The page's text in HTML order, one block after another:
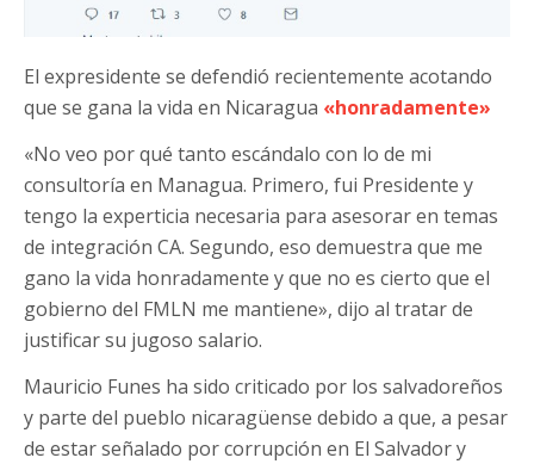
El expresidente se defendió recientemente acotando
que se gana la vida en Nicaragua «honradamente»
«No veo por qué tanto escándalo con lo de mi
consultoría en Managua. Primero, fui Presidente y
tengo la experticia necesaria para asesorar en temas
de integración CA. Segundo, eso demuestra que me
gano la vida honradamente y que no es cierto que el
gobierno del FMLN me mantiene», dijo al tratar de
justificar su jugoso salario.
Mauricio Funes ha sido criticado por los salvadoreños
y parte del pueblo nicaragüense debido a que, a pesar
de estar señalado por corrupción en El Salvador y